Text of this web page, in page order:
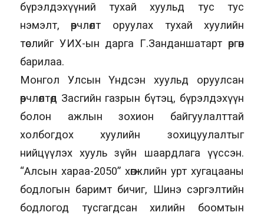
бүрэлдэхүүний тухай хуульд тус тус
нэмэлт, өөрчлөлт оруулах тухай хуулийн
төслийг УИХ-ын дарга Г.Занданшатарт өргөн
барилаа.
Монгол Улсын Үндсэн хуульд оруулсан
өөрчлөлтөд Засгийн газрын бүтэц, бүрэлдэхүүн
болон ажлын зохион байгуулалттай
холбогдох хуулийн зохицуулалтыг
нийцүүлэх хууль зүйн шаардлага үүссэн.
“Алсын хараа-2050” хөгжлийн урт хугацааны
бодлогын баримт бичиг, Шинэ сэргэлтийн
бодлогод тусгагдсан хилийн боомтын